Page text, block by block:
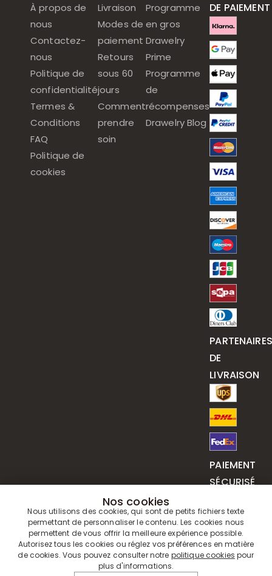
À propos de
nous
Contactez-
nous
Politique de
confidentialité
Termes &
Conditions
FAQ
Politique de
cookies
Livraison
Modes de
paiement
Retours
sous 60
jours
Comment
prendre
soin
Programme
en gros
Drawelry
Prime
Programme
de
récompenses
Drawelry Blog
DE PAIEMENT
PARTENAIRES
DE
LIVRAISON
PAIEMENT
SÉCURISÉ
Nos cookies
Nous utilisons des cookies, qui sont de petits fichiers texte
permettant de personnaliser le contenu. Les cookies nous
permettent de vous offrir la meilleure expérience possible.
Autorisez tous les cookies ou réglez vos préférences en matière
de cookies. Vous pouvez consulter notre politique cookies pour
plus d'informations.